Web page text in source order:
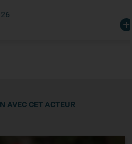
AVEC CET ACTEUR